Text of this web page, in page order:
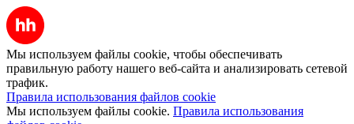
Мы используем файлы cookie, чтобы обеспечивать
правильную работу нашего веб-сайта и анализировать сетевой
трафик.
Правила использования файлов cookie
Мы используем файлы cookie. Правила использования